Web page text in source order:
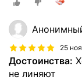
25
Достоинства:
не линяют